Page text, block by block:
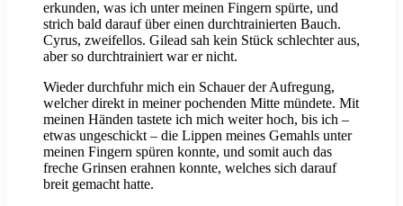
erkunden, was ich unter meinen Fingern spürte, und
strich bald darauf über einen durchtrainierten Bauch.
Cyrus, zweifellos. Gilead sah kein Stück schlechter aus,
aber so durchtrainiert war er nicht.
Wieder durchfuhr mich ein Schauer der Aufregung,
welcher direkt in meiner pochenden Mitte mündete. Mit
meinen Händen tastete ich mich weiter hoch, bis ich –
etwas ungeschickt – die Lippen meines Gemahls unter
meinen Fingern spüren konnte, und somit auch das
freche Grinsen erahnen konnte, welches sich darauf
breit gemacht hatte.